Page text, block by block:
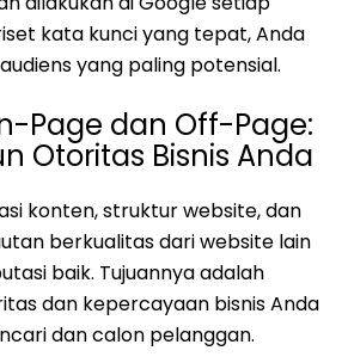
kata kunci yang tepat, Anda
yang paling potensial.
Page dan Off-Page:
Otoritas Bisnis Anda
konten, struktur website, dan
berkualitas dari website lain
baik. Tujuannya adalah
dan kepercayaan bisnis Anda
dan calon pelanggan.